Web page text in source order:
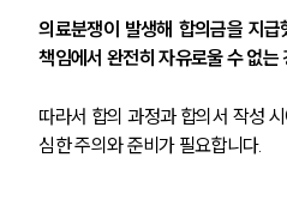
대륜법률
의료분쟁이 발생해 합의금을 지
책임에서 완전히 자유로울 수 없는
따라서 합의 과정과 합의서 작성
심한 주의와 준비가 필요합니다.